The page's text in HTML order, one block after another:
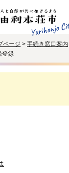
ページ > 手続き窓口案内
登録